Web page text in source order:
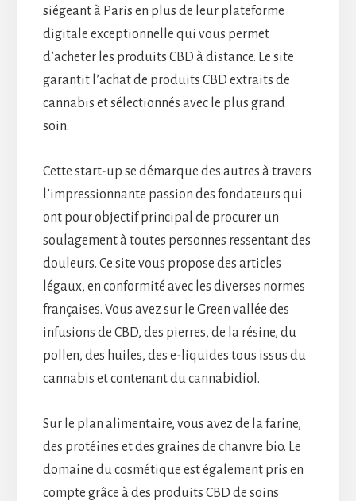
siégeant à Paris en plus de leur plateforme
digitale exceptionnelle qui vous permet
d’acheter les produits CBD à distance. Le site
garantit l’achat de produits CBD extraits de
cannabis et sélectionnés avec le plus grand
soin.
Cette start-up se démarque des autres à travers
l’impressionnante passion des fondateurs qui
ont pour objectif principal de procurer un
soulagement à toutes personnes ressentant des
douleurs. Ce site vous propose des articles
légaux, en conformité avec les diverses normes
françaises. Vous avez sur le Green vallée des
infusions de CBD, des pierres, de la résine, du
pollen, des huiles, des e-liquides tous issus du
cannabis et contenant du cannabidiol.
Sur le plan alimentaire, vous avez de la farine,
des protéines et des graines de chanvre bio. Le
domaine du cosmétique est également pris en
compte grâce à des produits CBD de soins